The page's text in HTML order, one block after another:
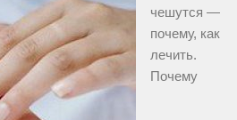
чешутся —
почему, как
лечить.
Почему